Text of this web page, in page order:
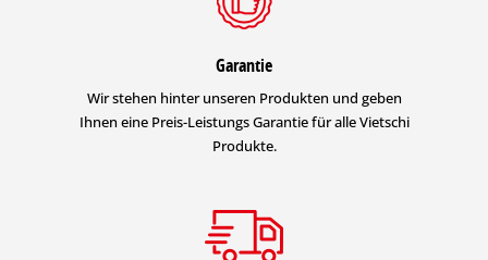
Garantie
Wir stehen hinter unseren Produkten und geben
Ihnen eine Preis-Leistungs Garantie für alle Vietschi
Produkte.